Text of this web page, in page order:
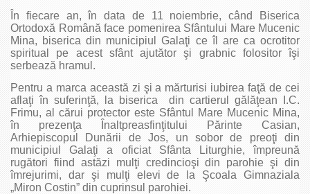
În fiecare an, în data de 11 noiembrie, când Biserica
Ortodoxă Română face pomenirea Sfântului Mare Mucenic
Mina, biserica din municipiul Galaţi ce îl are ca ocrotitor
spiritual pe acest sfânt ajutător şi grabnic folositor îşi
serbează hramul.
Pentru a marca această zi şi a mărturisi iubirea faţă de cei
aflaţi în suferinţă, la biserica din cartierul gălăţean I.C.
Frimu, al cărui protector este Sfântul Mare Mucenic Mina,
în prezenţa Înaltpreasfinţitului Părinte Casian,
Arhiepiscopul Dunării de Jos, un sobor de preoţi din
municipiul Galaţi a oficiat Sfânta Liturghie, împreună
rugători fiind astăzi mulţi credincioşi din parohie şi din
îmrejurimi, dar şi mulţi elevi de la Şcoala Gimnaziala
„Miron Costin” din cuprinsul parohiei.